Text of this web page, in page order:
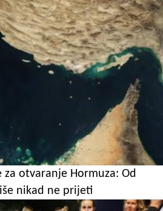
otvaranje Hormuza: Od
nikad ne prijeti